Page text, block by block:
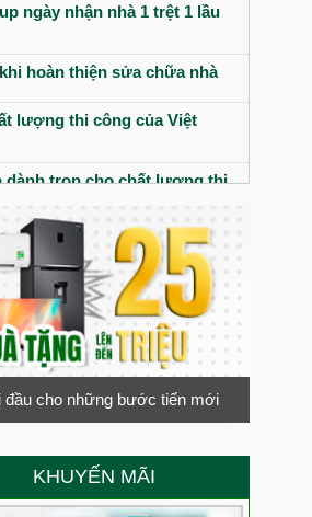
ngày nhận nhà 1 trệt 1 lầu
hoàn thiện sửa chữa nhà
lượng thi công của Việt
dành trọn cho chất lượng thi
gia đình chị Thúy
lượng thi công xây dựng
chất lượng thi công của Việt
chất lượng thi công ra sao?
Group
gia đình Cô Nga tại Tây
cho những bước tiến mới
KHUYẾN MÃI